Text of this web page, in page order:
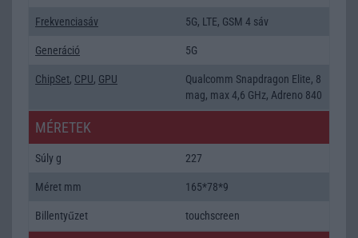
Frekvenciasáv 5G, LTE, GSM 4 sáv
Generáció 5G
ChipSet, CPU, GPU
Qualcomm Snapdragon Elite, 8
mag, max 4,6 GHz, Adreno 840
MÉRETEK
Súly g 227
Méret mm 165*78*9
Billentyűzet touchscreen